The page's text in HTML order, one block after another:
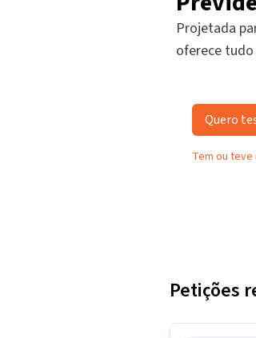
Projetada
oferece
Quero
Tem ou teve
Petições